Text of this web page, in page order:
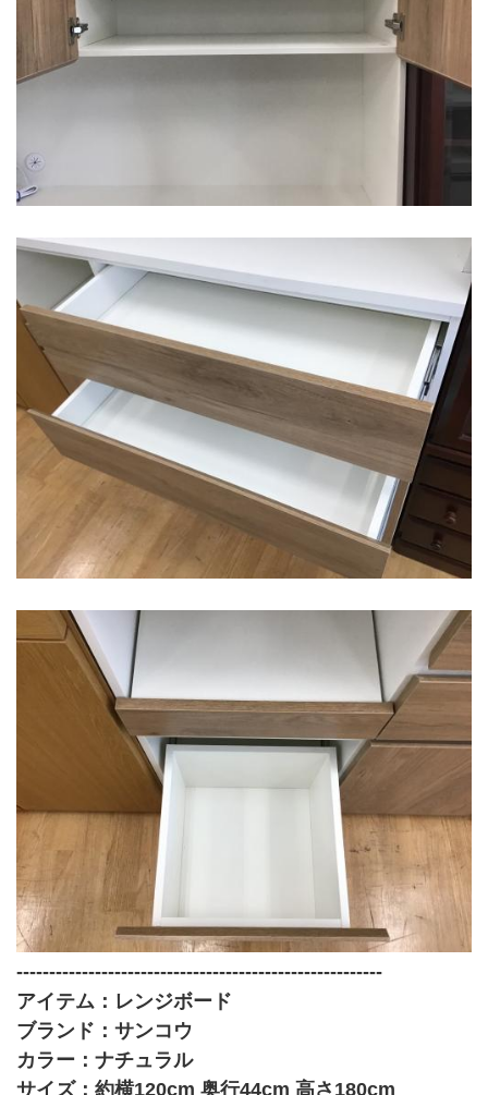
--------------------------------------------------------
アイテム：レンジボード
ブランド：サンコウ
カラー：ナチュラル
サイズ：約横120cm 奥行44cm 高さ180cm